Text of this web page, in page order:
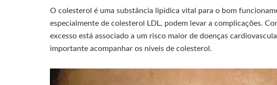
O colesterol é uma substância lipídica vital para o bom
especialmente de colesterol LDL, podem levar a complicações.
excesso está associado a um risco maior de doenças
importante acompanhar os níveis de colesterol.